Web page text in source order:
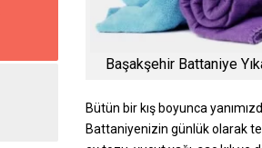
Başakşehir Battaniye
Bütün bir kış boyunca
Battaniyenizin günlük olarak